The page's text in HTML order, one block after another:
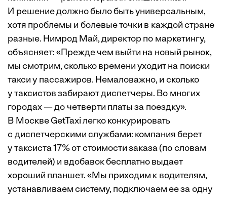
И решение должно было быть универсальным,
хотя проблемы и болевые точки в каждой стране
разные. Нимрод Май, директор по маркетингу,
объясняет: «Прежде чем выйти на новый рынок,
мы смотрим, сколько времени уходит на поиски
такси у пассажиров. Немаловажно, и сколько
у таксистов забирают диспетчеры. Во многих
городах — до четверти платы за поездку».
В Москве GetTaxi легко конкурировать
с диспетчерскими службами: компания берет
у таксиста 17% от стоимости заказа (по словам
водителей) и вдобавок бесплатно выдает
хороший планшет. «Мы приходим к водителям,
устанавливаем систему, подключаем ее за одну